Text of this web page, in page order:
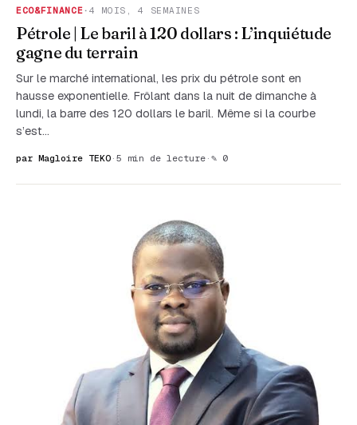
ECO&FINANCE ·4 MOIS, 4 SEMAINES
Pétrole | Le baril à 120 dollars : L’inquiétude
gagne du terrain
Sur le marché international, les prix du pétrole sont en
hausse exponentielle. Frôlant dans la nuit de dimanche à
lundi, la barre des 120 dollars le baril. Même si la courbe
s’est…
par Magloire TEKO · 5 min de lecture · ✎ 0